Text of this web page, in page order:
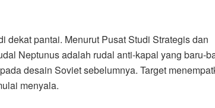
dekat pantai. Menurut Pusat Studi Strategis dan
Neptunus adalah rudal anti-kapal yang baru-
desain Soviet sebelumnya. Target
menyala.